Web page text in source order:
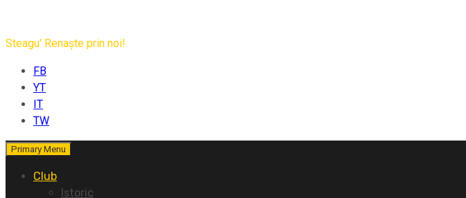
Steagu' Renaște prin noi!
FB
YT
IT
TW
Primary Menu
Club
Istoric